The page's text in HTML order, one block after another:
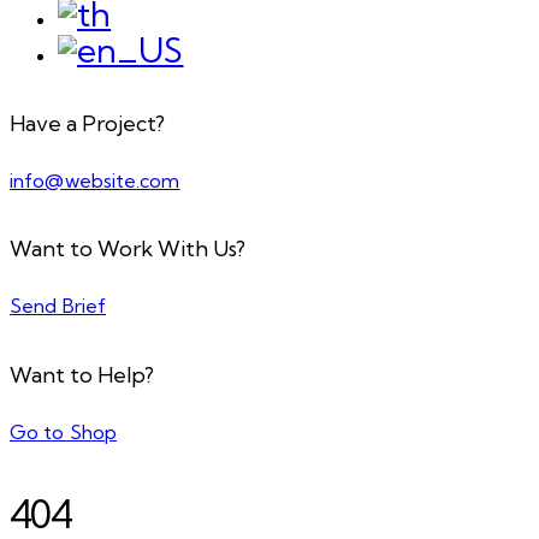
Have a Project?
info@website.com
Want to Work With Us?
Send Brief
Want to Help?
Go to Shop
404